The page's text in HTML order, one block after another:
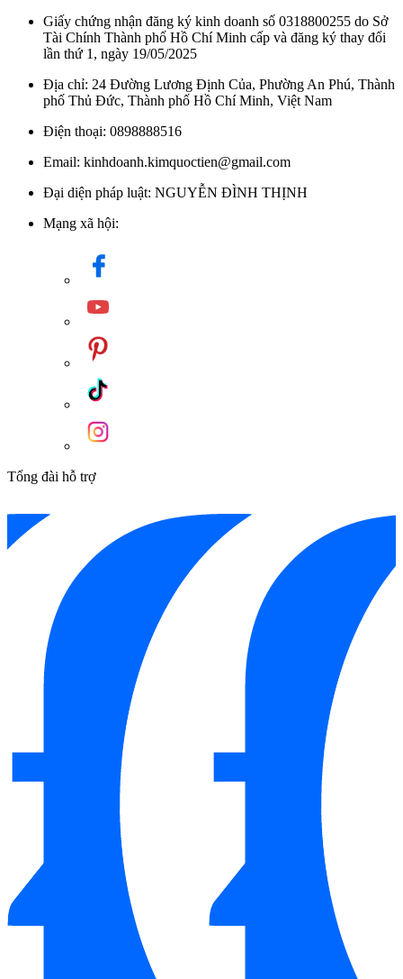
Giấy chứng nhận đăng ký kinh doanh số 0318800255 do Sở
Tài Chính Thành phố Hồ Chí Minh cấp và đăng ký thay đổi
lần thứ 1, ngày 19/05/2025
Địa chỉ: 24 Đường Lương Định Của, Phường An Phú, Thành
phố Thủ Đức, Thành phố Hồ Chí Minh, Việt Nam
Điện thoại: 0898888516
Email: kinhdoanh.kimquoctien@gmail.com
Đại diện pháp luật: NGUYỄN ĐÌNH THỊNH
Mạng xã hội:
Tổng đài hỗ trợ